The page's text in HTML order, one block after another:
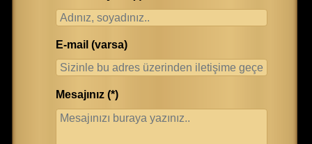
E-mail (varsa)
Mesajınız (*)